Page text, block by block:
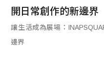
開日常創作的新邊界
讓生活成為展場：
邊界